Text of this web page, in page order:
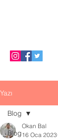
Yazı
Blog
Blog
Okan Bal
16 Oca 2023